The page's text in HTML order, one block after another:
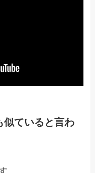
似ていると言わ
。